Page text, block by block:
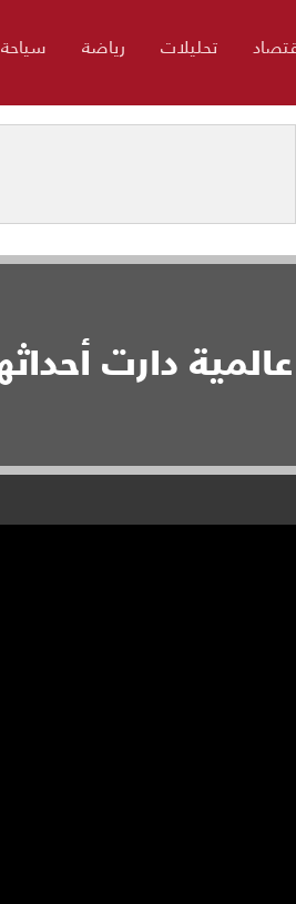
تحليلات رياضة سياحة